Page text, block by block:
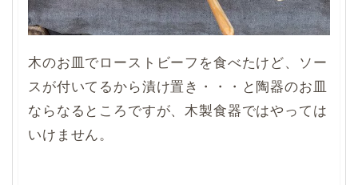
木のお皿でローストビーフを食べたけど、ソー
スが付いてるから漬け置き・・・と陶器のお皿
ならなるところですが、木製食器ではやっては
いけません。